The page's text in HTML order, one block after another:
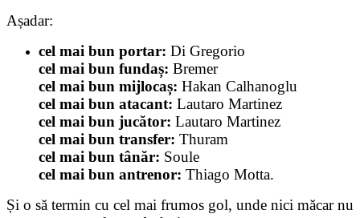
Așadar:
cel mai bun portar: Di Gregorio
cel mai bun fundaș: Bremer
cel mai bun mijlocaș: Hakan Calhanoglu
cel mai bun atacant: Lautaro Martinez
cel mai bun jucător: Lautaro Martinez
cel mai bun transfer: Thuram
cel mai bun tânăr: Soule
cel mai bun antrenor: Thiago Motta.
Și o să termin cu cel mai frumos gol, unde nici măcar nu